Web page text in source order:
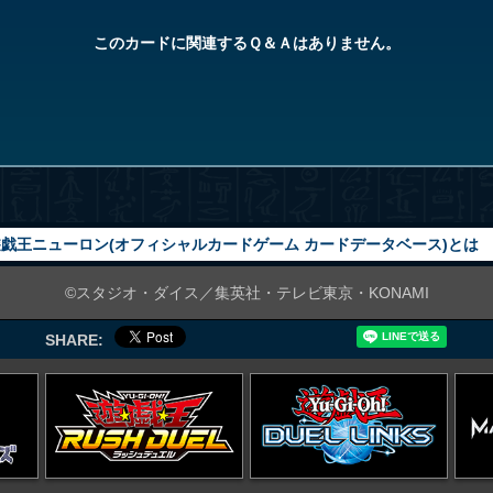
このカードに関連するＱ＆Ａはありません。
王ニューロン(オフィシャルカードゲーム カードデータベース)とは
©スタジオ・ダイス／集英社・テレビ東京・KONAMI
SHARE: